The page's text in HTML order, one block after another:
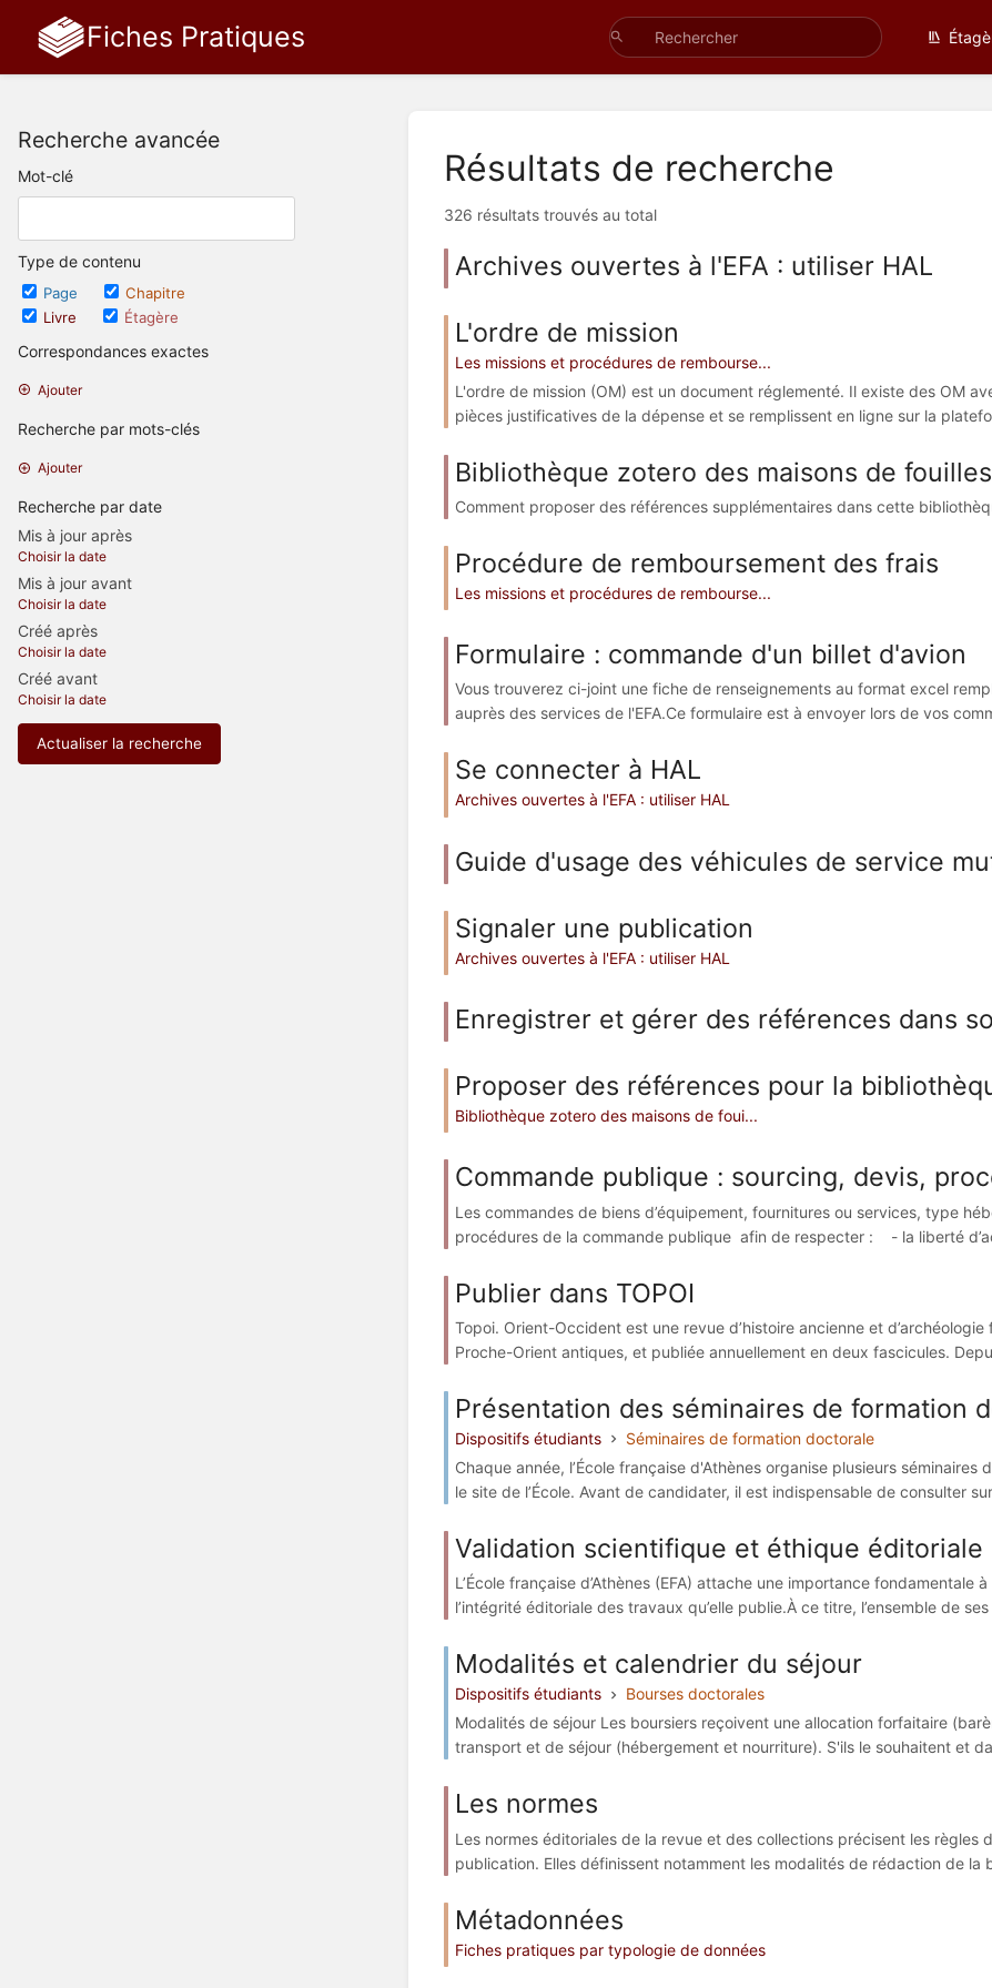
Fiches Pratiques
Recherche avancée
Mot-clé
Type de contenu
Page
Chapitre
Livre
Étagère
Correspondances exactes
Ajouter
Recherche par mots-clés
Ajouter
Recherche par date
Mis à jour après
Choisir la date
Mis à jour avant
Choisir la date
Créé après
Choisir la date
Créé avant
Choisir la date
Actualiser la recherche
Résultats de recherche
326 résultats trouvés au total
Archives ouvertes à l'EFA : utiliser HAL
L'ordre de mission
Les missions et procédures de rembourse...
L'ordre de mission (OM) est un document réglementé. Il existe des OM
pièces justificatives de la dépense et se remplissent en ligne sur la
Bibliothèque zotero des maisons de fouilles
Comment proposer des références supplémentaires dans cette
Procédure de remboursement des frais
Les missions et procédures de rembourse...
Formulaire : commande d'un billet d'avion
Vous trouverez ci-joint une fiche de renseignements au format excel
auprès des services de l'EFA.Ce formulaire est à envoyer lors de vos
Se connecter à HAL
Archives ouvertes à l'EFA : utiliser HAL
Guide d'usage des véhicules de service
Signaler une publication
Archives ouvertes à l'EFA : utiliser HAL
Enregistrer et gérer des références dans
Proposer des références pour la
Bibliothèque zotero des maisons de foui...
Commande publique : sourcing, devis,
Les commandes de biens d’équipement, fournitures ou services, type
procédures de la commande publique afin de respecter : - la liberté
Publier dans TOPOI
Topoi. Orient-Occident est une revue d’histoire ancienne et
Proche-Orient antiques, et publiée annuellement en deux fascicules.
Présentation des séminaires de formation
Dispositifs étudiants
Séminaires de formation doctorale
Chaque année, l’École française d'Athènes organise plusieurs
le site de l’École. Avant de candidater, il est indispensable de consulter
Validation scientifique et éthique éditoriale
L’École française d’Athènes (EFA) attache une importance
l’intégrité éditoriale des travaux qu’elle publie.À ce titre, l’ensemble de
Modalités et calendrier du séjour
Dispositifs étudiants
Bourses doctorales
Modalités de séjour Les boursiers reçoivent une allocation forfaitaire
transport et de séjour (hébergement et nourriture). S'ils le souhaitent et
Les normes
Les normes éditoriales de la revue et des collections précisent les
publication. Elles définissent notamment les modalités de rédaction de la
Métadonnées
Fiches pratiques par typologie de données